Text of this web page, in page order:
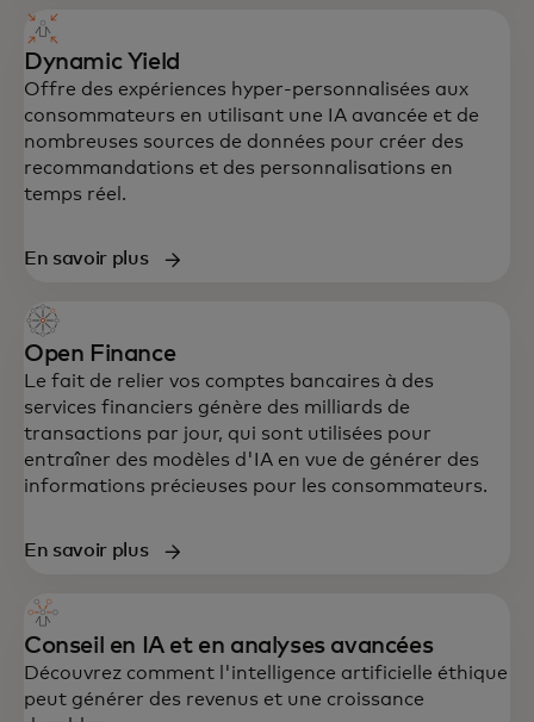
Dynamic Yield
Offre des expériences hyper-personnalisées aux
consommateurs en utilisant une IA avancée et de
nombreuses sources de données pour créer des
recommandations et des personnalisations en
temps réel.
En savoir plus
Open Finance
Le fait de relier vos comptes bancaires à des
services financiers génère des milliards de
transactions par jour, qui sont utilisées pour
entraîner des modèles d'IA en vue de générer des
informations précieuses pour les consommateurs.
En savoir plus
Conseil en IA et en analyses avancées
Découvrez comment l'intelligence artificielle éthique
peut générer des revenus et une croissance